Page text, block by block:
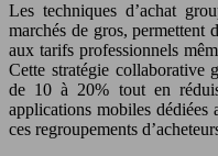
Les techniques d’achat
marchés de gros, permettent
aux tarifs professionnels
Cette stratégie collaborative
de 10 à 20% tout en
applications mobiles
ces regroupements